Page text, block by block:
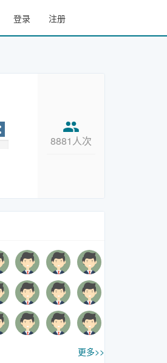
登录 注册
8881人次
更多>>